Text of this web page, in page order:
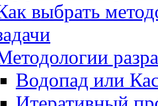
выбрать
Водопад или